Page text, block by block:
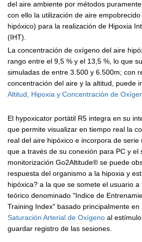
del aire ambiente por métodos
con ello la utilización de aire
hipóxico) para la realización de Hipoxia
(IHT).
La concentración de oxígeno del aire
rango entre el 9,5 % y el 13,5 %, lo que
simuladas de entre 3.500 y 6.500m; con
concentración del aire y la altitud, puede
Altitud, Hipoxia y Concentración de
El hypoxicator portátil R5 integra en su
que permite visualizar en tiempo real la
real del aire hipóxico e incorpora de
que a través de su conexión para PC y el
monitorización Go2Altitude® se puede
respuesta del organismo a la hipoxia y
hipóxica? a la que se somete el usuario
teórico denominado "Indice de
Training Index" basado principalmente
Saturación Arterial de Oxígeno al
guardar registro de las sesiones.